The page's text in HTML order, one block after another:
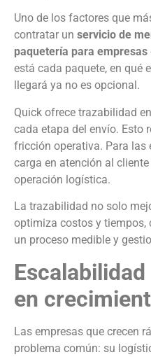
Uno de los factores que
contratar un servicio de
paquetería para empresas
está cada paquete, en qué
llegará ya no es opcional.
Quick ofrece trazabilidad
cada etapa del envío. Esto
fricción operativa. Para las
carga en atención al
operación logística.
La trazabilidad no solo
optimiza costos y tiempos,
un proceso medible y
en
Las empresas que crecen
problema común: su